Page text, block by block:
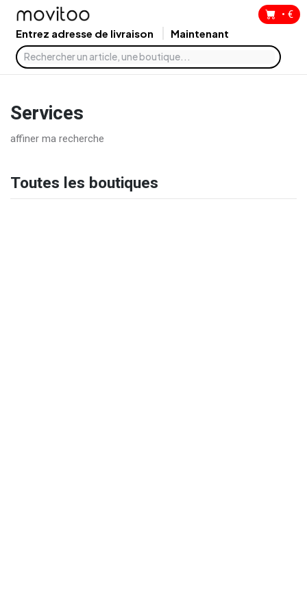
Entrez adresse de livraison Maintenant
• €
Services
affiner ma recherche
Toutes les boutiques